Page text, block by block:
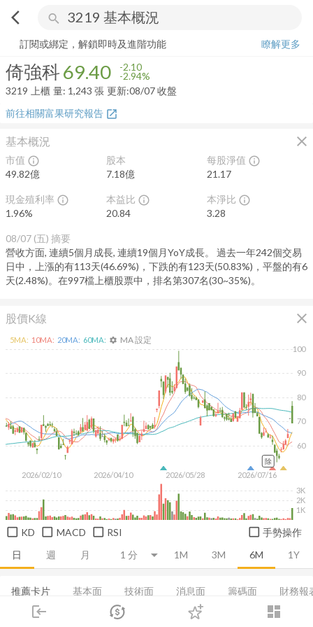
arrow_back_ios search
login dashboard
市場 登入
倚強科 69.40 -2.94%
訂閱或綁定，解鎖即時及進階功能
瞭解更多
倚強科69.40 -2.10
-2.94%
3219
上櫃 量: 1,243 張 更新:08/07 收盤
前往相關富果研究報告 open_in_new
基本概況 close
市值 info_outline
49.82億
股本
7.18億
每股淨值 info_outline
21.17
現金殖利率 info_outline
1.96%
本益比 info_outline
20.84
本淨比 info_outline
3.28
08/07 (五) 摘要
營收方面, 連續5個月成長, 連續19個月YoY成長。 過去一年242個交易
日中，上漲的有113天(46.69%)，下跌的有123天(50.83%)，平盤的有6
天(2.48%)。在997檔上櫃股票中，排名第307名(30~35%)。
股價K線 close
日 週 月 1M 3M 6M 1Y
2026/02/10 2026/04/10 2026/05/28 2026/07/16
60
70
80
90
100
1K
2K
3K
5MA: 10MA: 20MA: 60MA: settings MA 設定
除
KD MACD RSI 手勢操作
推薦卡片 基本面 技術面 消息面 籌碼面 財務報
損益表 EPS 本益比河流圖